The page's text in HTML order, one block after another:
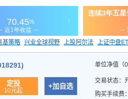
基策略 兴业全球视野 上投阿尔法 上证中盘
定投
10元起
+加自选
单位净值（
交易状态：
购买手续费：